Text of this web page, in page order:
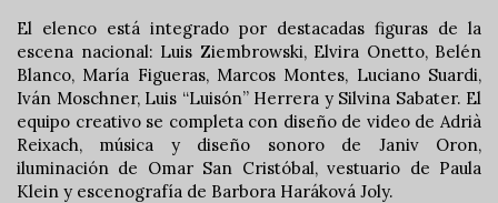
El elenco está integrado por destacadas figuras de la
escena nacional: Luis Ziembrowski, Elvira Onetto, Belén
Blanco, María Figueras, Marcos Montes, Luciano Suardi,
Iván Moschner, Luis “Luisón” Herrera y Silvina Sabater. El
equipo creativo se completa con diseño de video de Adrià
Reixach, música y diseño sonoro de Janiv Oron,
iluminación de Omar San Cristóbal, vestuario de Paula
Klein y escenografía de Barbora Haráková Joly.